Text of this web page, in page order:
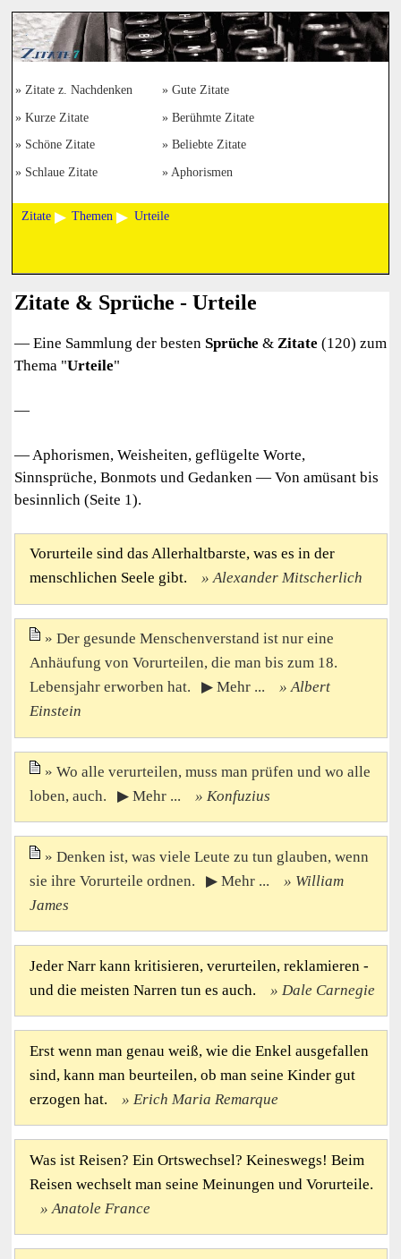
Zitate z. Nachdenken Gute Zitate
Kurze Zitate Berühmte Zitate
Schöne Zitate Beliebte Zitate
Schlaue Zitate Aphorismen
Zitate Themen Urteile
Zitate & Sprüche - Urteile
— Eine Sammlung der bestenSprüche &Zitate (120) zum
Thema "Urteile"
—
— Aphorismen, Weisheiten, geflügelte Worte,
Sinnsprüche, Bonmots und Gedanken — Von amüsant bis
besinnlich (Seite 1).
Vorurteile sind das Allerhaltbarste, was es in der
menschlichen Seele gibt.
Alexander Mitscherlich
Der gesunde Menschenverstand ist nur eine
Anhäufung von Vorurteilen, die man bis zum 18.
Lebensjahr erworben hat. ▶ Mehr ...
Albert
Einstein
Wo alle verurteilen, muss man prüfen und wo alle
loben, auch. ▶ Mehr ...
Konfuzius
Denken ist, was viele Leute zu tun glauben, wenn
sie ihre Vorurteile ordnen. ▶ Mehr ...
William
James
Jeder Narr kann kritisieren, verurteilen, reklamieren -
und die meisten Narren tun es auch.
Dale Carnegie
Erst wenn man genau weiß, wie die Enkel ausgefallen
sind, kann man beurteilen, ob man seine Kinder gut
erzogen hat.
Erich Maria Remarque
Was ist Reisen? Ein Ortswechsel? Keineswegs! Beim
Reisen wechselt man seine Meinungen und Vorurteile.
Anatole France